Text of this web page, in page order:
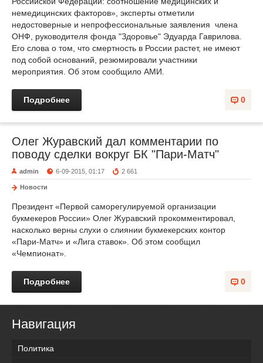
немедицинских факторов», эксперты отметили
недостоверные и непрофессиональные заявления члена
ОНФ, руководителя фонда "Здоровье" Эдуарда Гаврилова.
Его слова о том, что смертность в России растет, не имеют
под собой оснований, резюмировали участники
мероприятия. Об этом сообщило АМИ.
0
Подробнее
Олег Журавский дал комментарии по
поводу сделки вокруг БК "Пари-Матч"
admin 6-09-2015, 01:17 2 661
Новости
Президент «Первой саморегулируемой организации
букмекеров России» Олег Журавский прокомментировал,
насколько верны слухи о слиянии букмекерских контор
«Пари-Матч» и «Лига ставок». Об этом сообщил
«Чемпионат».
0
Подробнее
Навигация
Политика